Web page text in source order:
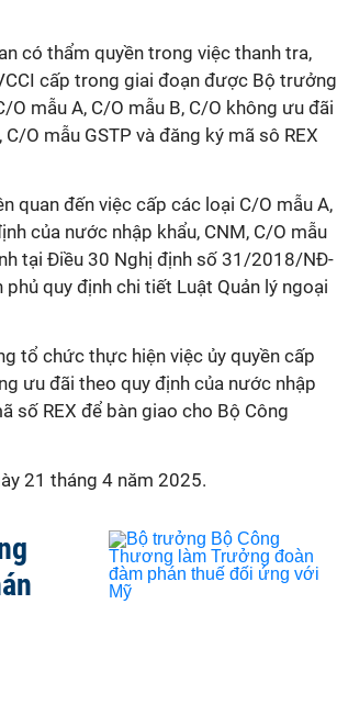
có thẩm quyền trong việc thanh tra,
cấp trong giai đoạn được Bộ trưởng
mẫu A, C/O mẫu B, C/O không ưu đãi
O mẫu GSTP và đăng ký mã sô REX
quan đến việc cấp các loại C/O mẫu A,
của nước nhập khẩu, CNM, C/O mẫu
tại Điều 30 Nghị định số 31/2018/NĐ-
quy định chi tiết Luật Quản lý ngoại
tổ chức thực hiện việc ủy quyền cấp
ưu đãi theo quy định của nước nhập
số REX để bàn giao cho Bộ Công
21 tháng 4 năm 2025.